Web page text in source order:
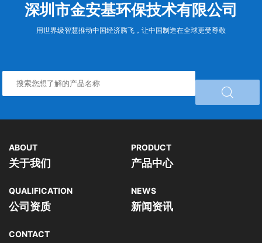
深圳市金安基环保技术有限公司
用世界级智慧推动中国经济腾飞，让中国制造在全球更受尊敬

ABOUT
关于我们
PRODUCT
产品中心
QUALIFICATION
公司资质
NEWS
新闻资讯
CONTACT